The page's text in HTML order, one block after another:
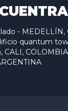
- MEDELLÍN,
quantum
CALI, COLOMBIA